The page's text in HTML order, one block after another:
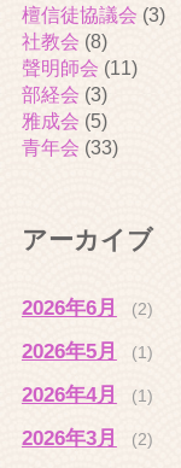
檀信徒協議会 (3)
社教会 (8)
聲明師会 (11)
部経会 (3)
雅成会 (5)
青年会 (33)
アーカイブ
2026年6月 (2)
2026年5月 (1)
2026年4月 (1)
2026年3月 (2)